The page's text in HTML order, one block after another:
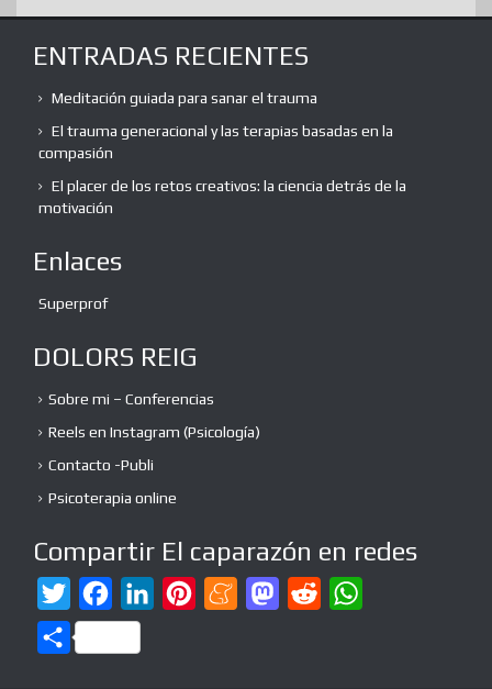
ENTRADAS RECIENTES
Meditación guiada para sanar el trauma
El trauma generacional y las terapias basadas en la
compasión
El placer de los retos creativos: la ciencia detrás de la
motivación
Enlaces
Superprof
DOLORS REIG
Sobre mi – Conferencias
Reels en Instagram (Psicología)
Contacto -Publi
Psicoterapia online
Compartir El caparazón en redes
w
a
c
M
M
C